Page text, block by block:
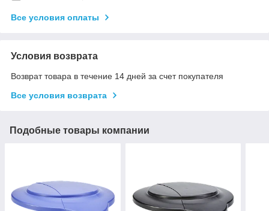
Все условия оплаты
Условия возврата
Возврат товара в течение 14 дней за счет покупателя
Все условия возврата
Подобные товары компании